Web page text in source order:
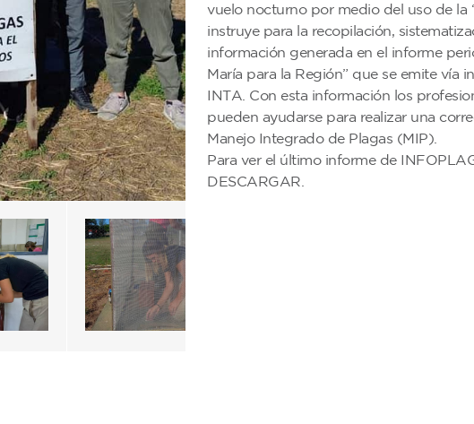
vuelo nocturno por medio del uso de la
instruye para la recopilación,
información generada en el informe
María para la Región” que se emite vía
INTA. Con esta información los
pueden ayudarse para realizar una
Manejo Integrado de Plagas (MIP).
Para ver el último informe de
DESCARGAR.